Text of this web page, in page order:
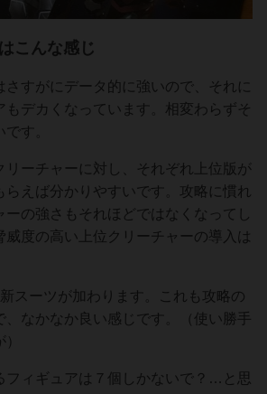
こんな感じ
すがにデータ的に強いので、それに
もデカくなっています。相変わらずそ
す。
リーチャーに対し、それぞれ上位版が
らえば分かりやすいです。攻略に慣れ
ーの強さもそれほどではなくなってし
威度の高い上位クリーチャーの導入は
スーツが加わります。これも攻略の
、なかなか良い感じです。（使い勝手
フィギュアは７個しかないで？…と思